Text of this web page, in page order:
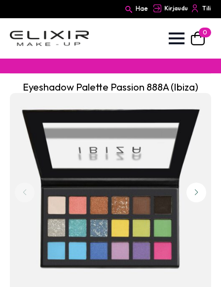
Hae Kirjaudu Tili
0
Eyeshadow Palette Passion 888A (Ibiza)